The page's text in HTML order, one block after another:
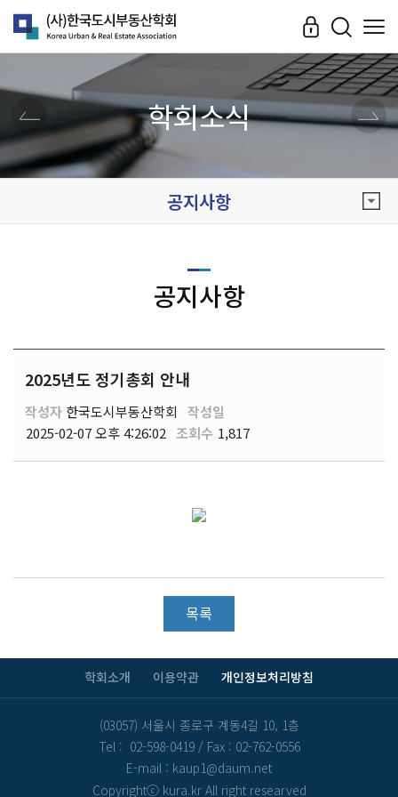
학회소식
공지사항
공지사항
2025년도 정기총회 안내
작성자 한국도시부동산학회
작성일
2025-02-07 오후 4:26:02 조회수 1,817
목록
학회소개 이용약관 개인정보처리방침
(03057) 서울시 종로구 계동4길 10, 1층
Tel : 02-598-0419 / Fax : 02-762-0556
E-mail : kaup1@daum.net
Copyrightⓒ kura.kr All right researved